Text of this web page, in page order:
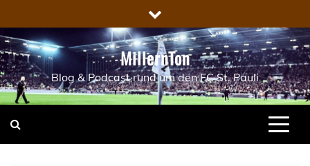
to
content
MillernTon
Blog & Podcast rund um den FC St. Pauli